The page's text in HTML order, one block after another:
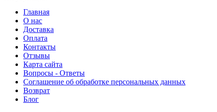
Главная
О нас
Доставка
Оплата
Контакты
Отзывы
Карта сайта
Вопросы - Ответы
Соглашение об обработке персональных данных
Возврат
Блог